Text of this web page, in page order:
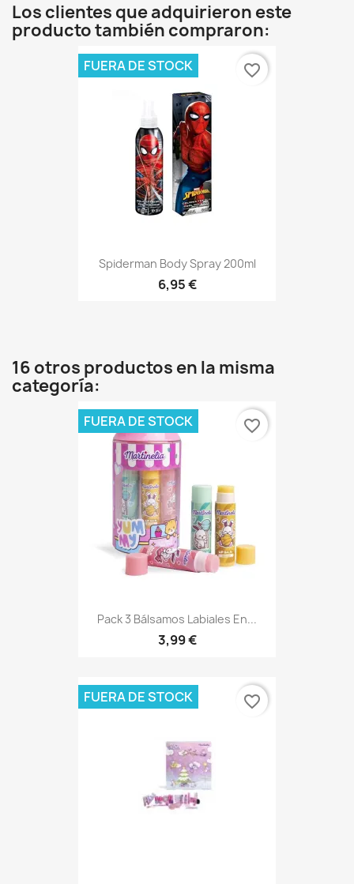
Los clientes que adquirieron este
producto también compraron:
Spiderman Body Spray 200ml
6,95 €
FUERA DE STOCK favorite_border
16 otros productos en la misma
categoría:
Pack 3 Bálsamos Labiales En...
3,99 €
FUERA DE STOCK favorite_border
FUERA DE STOCK favorite_border